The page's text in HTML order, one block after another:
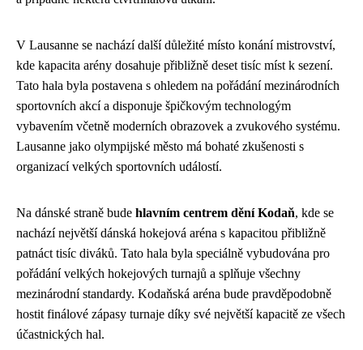
V Lausanne se nachází další důležité místo konání mistrovství,
kde kapacita arény dosahuje přibližně deset tisíc míst k sezení.
Tato hala byla postavena s ohledem na pořádání mezinárodních
sportovních akcí a disponuje špičkovým technologým
vybavením včetně moderních obrazovek a zvukového systému.
Lausanne jako olympijské město má bohaté zkušenosti s
organizací velkých sportovních událostí.
Na dánské straně bude hlavním centrem dění Kodaň, kde se
nachází největší dánská hokejová aréna s kapacitou přibližně
patnáct tisíc diváků. Tato hala byla speciálně vybudována pro
pořádání velkých hokejových turnajů a splňuje všechny
mezinárodní standardy. Kodaňská aréna bude pravděpodobně
hostit finálové zápasy turnaje díky své největší kapacitě ze všech
účastnických hal.